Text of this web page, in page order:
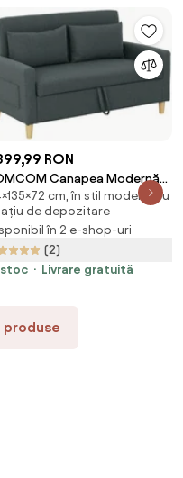
RON
Canapea Modernă
2 Locuri, Brațe, 2 Perne
și Spațiu pentru
135x72x84 cm, Gri |
Romania
cm, în stil modern, cu
de depozitare
în 2 e-shop-uri
(2)
stoc
Livrare gratuită
produse